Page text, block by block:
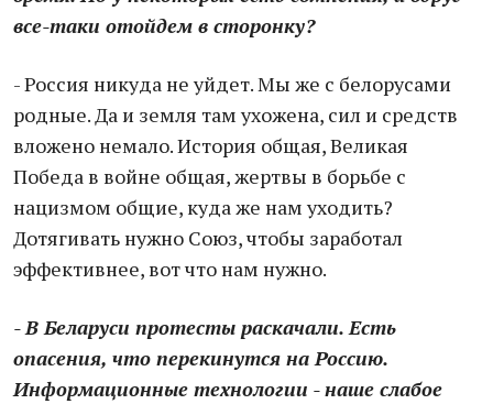
все-таки отойдем в сторонку?
- Россия никуда не уйдет. Мы же с белорусами
родные. Да и земля там ухожена, сил и средств
вложено немало. История общая, Великая
Победа в войне общая, жертвы в борьбе с
нацизмом общие, куда же нам уходить?
Дотягивать нужно Союз, чтобы заработал
эффективнее, вот что нам нужно.
- В Беларуси протесты раскачали. Есть
опасения, что перекинутся на Россию.
Информационные технологии - наше слабое